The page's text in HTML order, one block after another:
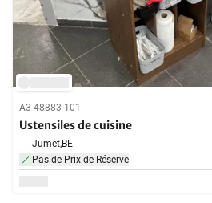
A3-48883-101
Ustensiles de cuisine
Jumet,BE
Pas de Prix de Réserve